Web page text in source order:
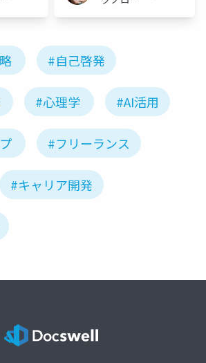
#自己啓発
#心理学 #AI活用
#フリーランス
#キャリア開発